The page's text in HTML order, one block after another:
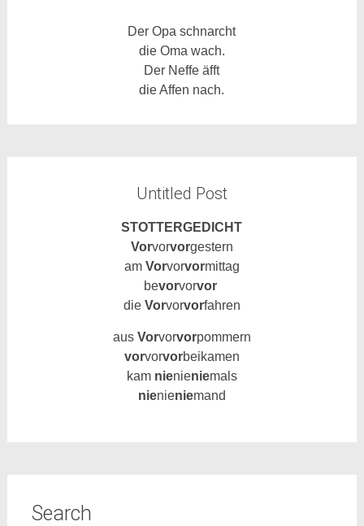
Der Opa schnarcht
die Oma wach.
Der Neffe äfft
die Affen nach.
Untitled Post
STOTTERGEDICHT
Vorvorvorgestern
am Vorvorvormittag
bevorvorvor
die Vorvorvorfahren
aus Vorvorvorpommern
vorvorvorbeikamen
kam nienieniemals
nienieniemand
Search